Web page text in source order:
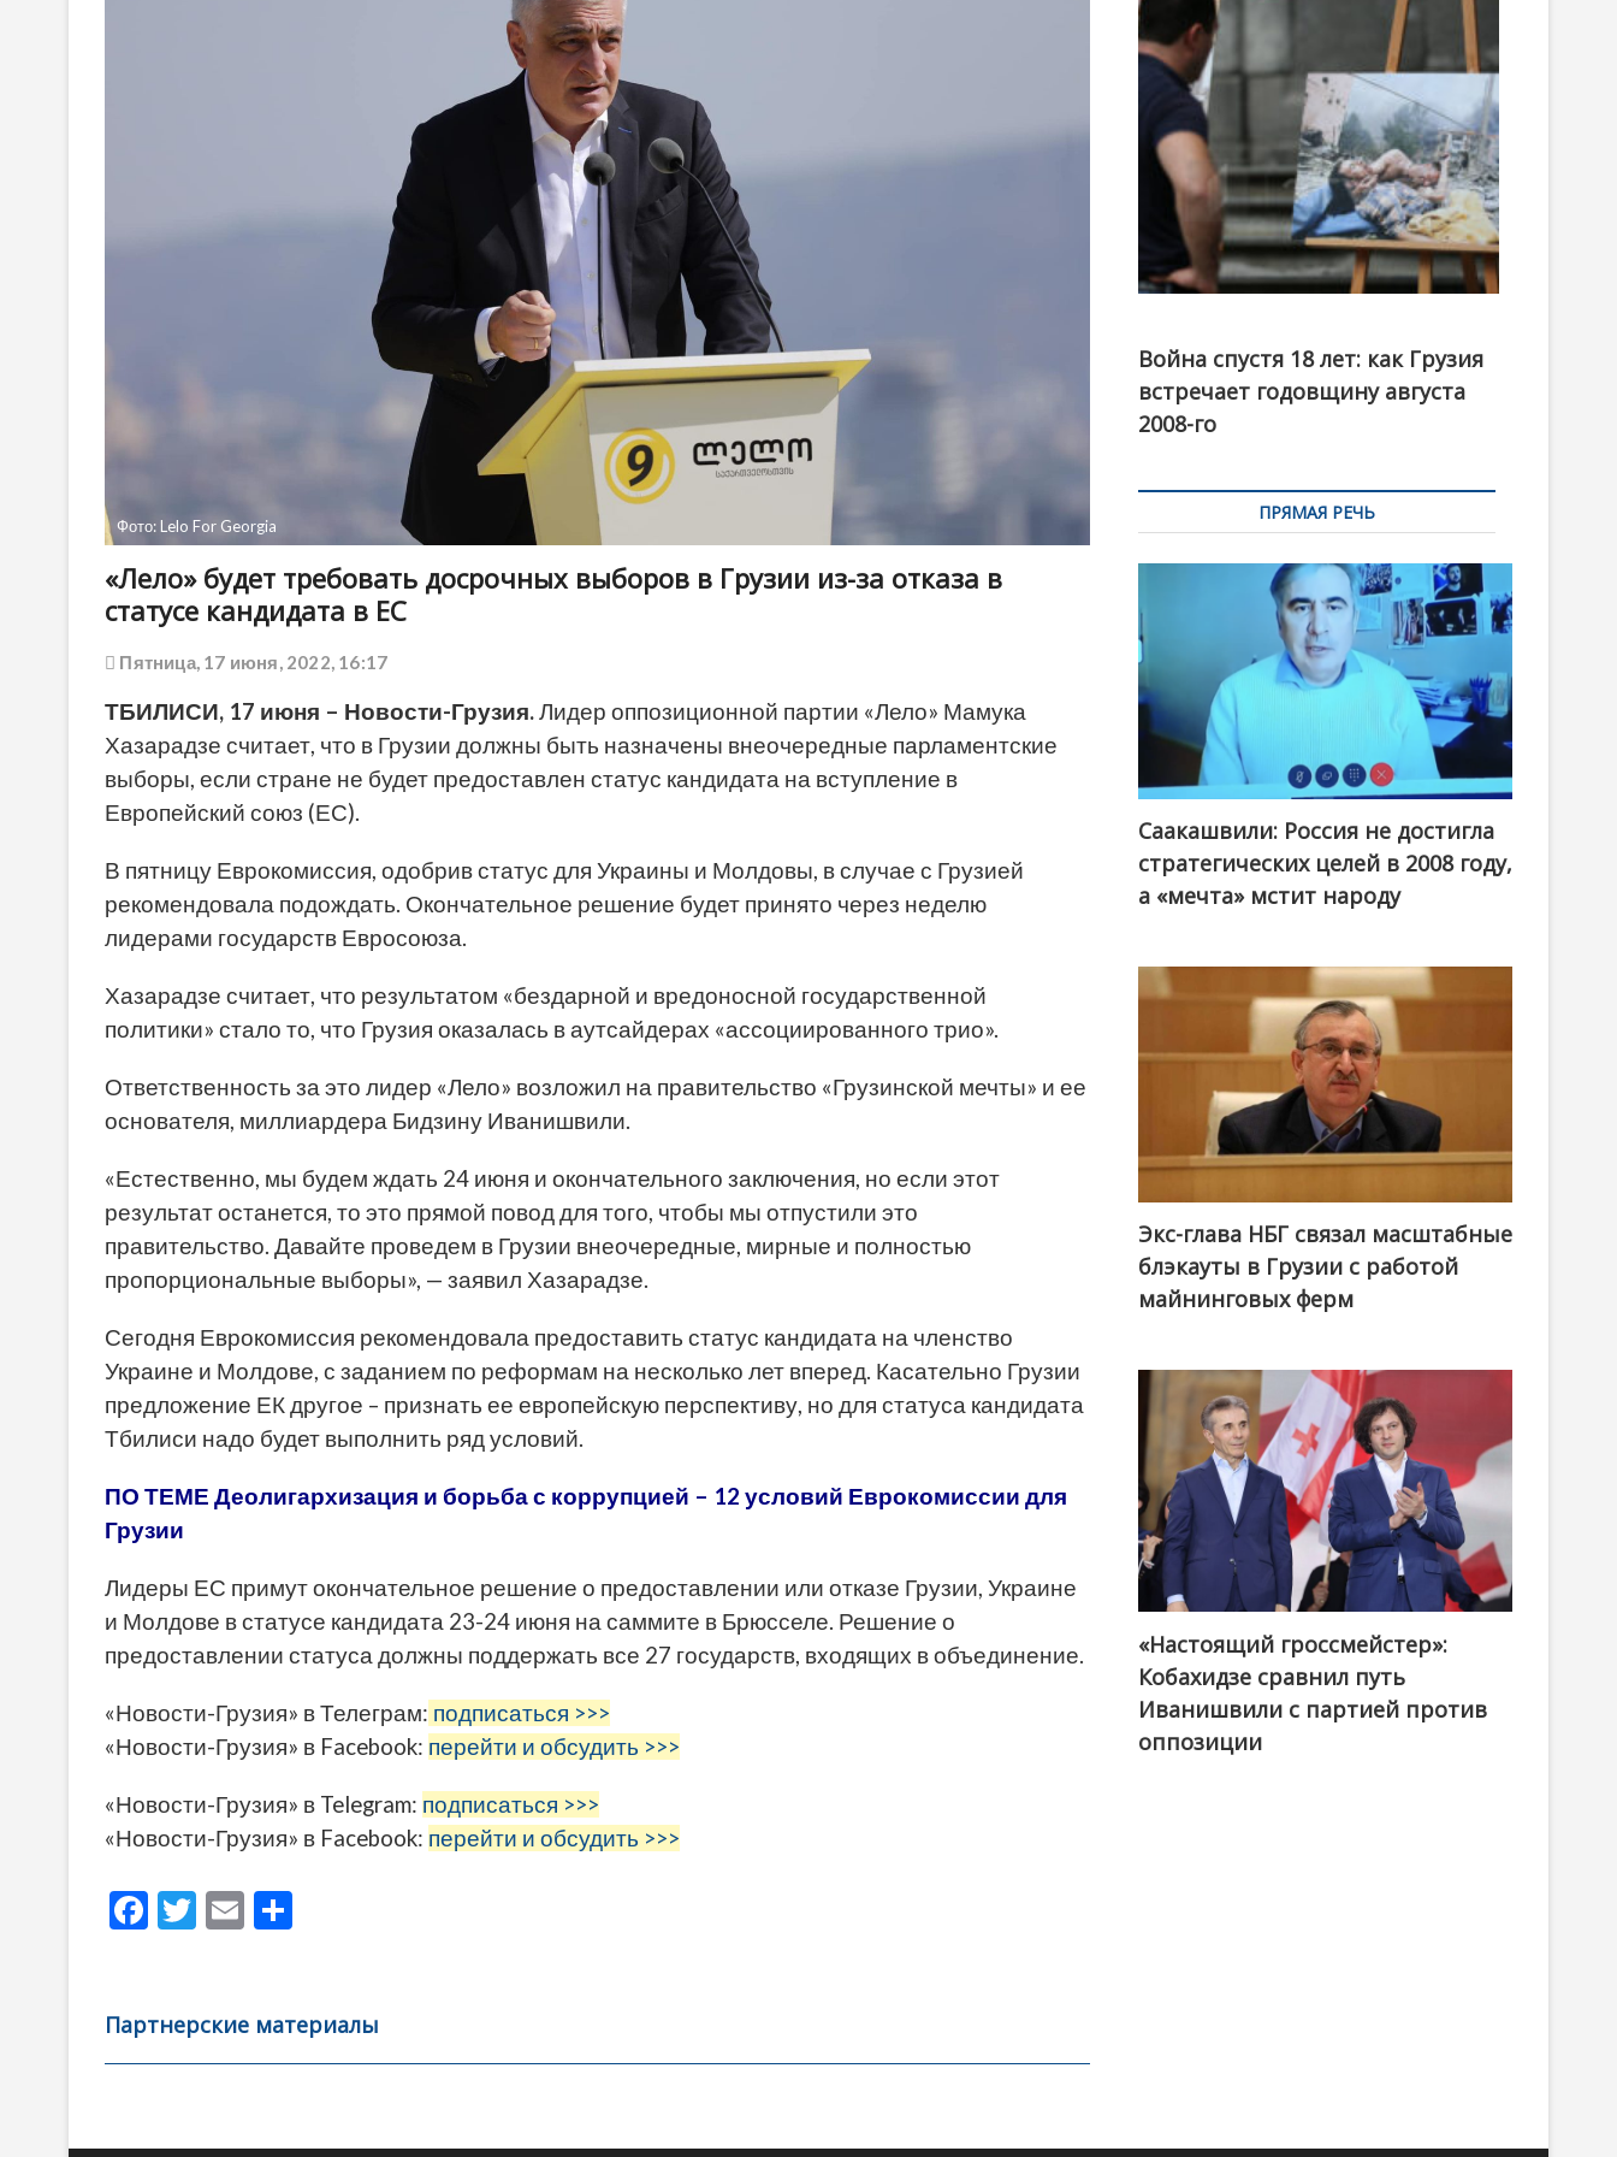
o
n
Фото: Lelo For Georgia
«Лело» будет требовать досрочных выборов в Грузии из-за отказа в
статусе кандидата в ЕС
Пятница, 17 июня, 2022, 16:17
ТБИЛИСИ, 17 июня – Новости-Грузия.Лидер оппозиционной партии «Лело» Мамука
Хазарадзе считает, что в Грузии должны быть назначены внеочередные парламентские
выборы, если стране не будет предоставлен статус кандидата на вступление в
Европейский союз (ЕС).
В пятницу Еврокомиссия, одобрив статус для Украины и Молдовы, в случае с Грузией
рекомендовала подождать. Окончательное решение будет принято через неделю
лидерами государств Евросоюза.
Хазарадзе считает, что результатом «бездарной и вредоносной государственной
политики» стало то, что Грузия оказалась в аутсайдерах «ассоциированного трио».
Ответственность за это лидер «Лело» возложил на правительство «Грузинской мечты» и ее
основателя, миллиардера Бидзину Иванишвили.
«Естественно, мы будем ждать 24 июня и окончательного заключения, но если этот
результат останется, то это прямой повод для того, чтобы мы отпустили это
правительство. Давайте проведем в Грузии внеочередные, мирные и полностью
пропорциональные выборы», — заявил Хазарадзе.
Сегодня Еврокомиссия рекомендовала предоставить статус кандидата на членство
Украине и Молдове, с заданием по реформам на несколько лет вперед. Касательно Грузии
предложение ЕК другое – признать ее европейскую перспективу, но для статуса кандидата
Тбилиси надо будет выполнить ряд условий.
ПО ТЕМЕ Деолигархизация и борьба с коррупцией – 12 условий Еврокомиссии для
Грузии
Лидеры ЕС примут окончательное решение о предоставлении или отказе Грузии, Украине
и Молдове в статусе кандидата 23-24 июня на саммите в Брюсселе. Решение о
предоставлении статуса должны поддержать все 27 государств, входящих в объединение.
«Новости-Грузия» в Телеграм: подписаться >>>
«Новости-Грузия» в Facebook: перейти и обсудить >>>
«Новости-Грузия» в Telegram: подписаться >>>
«Новости-Грузия» в Facebook: перейти и обсудить >>>
F
b
o
k
T
er
E
l
а
в
ть
Партнерские материалы
Навигация
канал
Война спустя 18 лет: как Грузия
встречает годовщину августа
2008-го
ПРЯМАЯ РЕЧЬ
Саакашвили: Россия не достигла
стратегических целей в 2008 году,
а «мечта» мстит народу
Экс-глава НБГ связал масштабные
блэкауты в Грузии с работой
майнинговых ферм
@ქართული ოცნება / Georgian Dream
«Настоящий гроссмейстер»:
Кобахидзе сравнил путь
Иванишвили с партией против
оппозиции